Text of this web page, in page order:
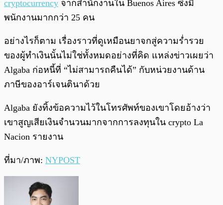
cryptocurrency จากสำนักงานใน Buenos Aires ซึ่งมี
พนักงานมากกว่า 25 คน
อย่างไรก็ตาม เรื่องราวที่ดูเหมือนยาจกสู่ความร่ำรวย
ของผู้ทำเงินนั้นไม่ใช่ทั้งหมดอย่างที่คิด แหล่งข่าวเผยว่า
Algaba ก่อหนี้ที่ “ไม่สามารถคืนได้” กับหน่วยงานด้าน
ภาษีของอาร์เจนตินาด้วย
Algaba ยังทิ้งข้อความไว้ในโทรศัพท์ของเขาโดยอ้างว่า
เขาสูญเสียเงินจำนวนมากจากการลงทุนใน crypto La
Nacion รายงาน
ที่มา/ภาพ: NYPOST